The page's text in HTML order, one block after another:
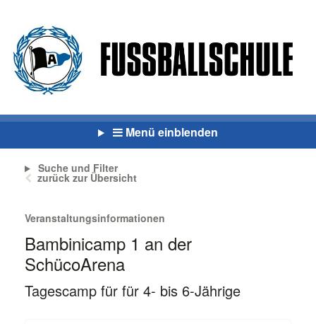
Menü einblenden
Suche und Filter
zurück zur Übersicht
Veranstaltungsinformationen
Bambinicamp 1 an der
SchücoArena
Tagescamp für für 4- bis 6-Jährige